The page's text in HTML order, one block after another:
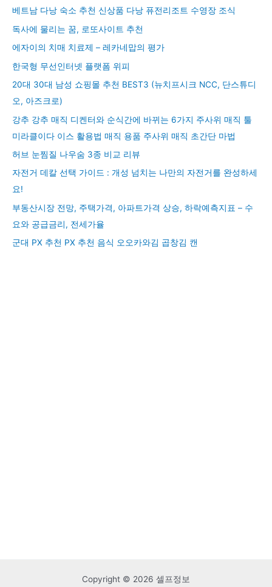
베트남 다낭 숙소 추천 신상품 다낭 퓨전리조트 수영장 조식
독사에 물리는 꿈, 로또사이트 추천
에자이의 치매 치료제 – 레카네맙의 평가
한국형 무선인터넷 플랫폼 위피
20대 30대 남성 쇼핑몰 추천 BEST3 (뉴치프시크 NCC, 단스튜디
오, 아즈크로)
강추 강추 매직 디켄터와 순식간에 바뀌는 6가지 주사위 매직 툴
미라클이다 이스 활용법 매직 용품 주사위 매직 초간단 마법
허브 눈찜질 나우숨 3종 비교 리뷰
자전거 데칼 선택 가이드 : 개성 넘치는 나만의 자전거를 완성하세
요!
부동산시장 전망, 주택가격, 아파트가격 상승, 하락예측지표 – 수
요와 공급금리, 전세가율
군대 PX 추천 PX 추천 음식 오오카와김 곱창김 캔
Copyright © 2026 셀프정보